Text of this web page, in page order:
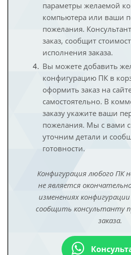
параметры желаемой
компьютера или ваши
пожелания.
заказ, сообщит
исполнения заказа.
Вы можете добавить
конфигурацию ПК в
оформить заказ на
самостоятельно. В
заказу укажите ваши
пожелания. Мы с вами
уточним детали и
готовности.
Конфигурация любого ПК
не является
изменениях
сообщить консультанту
заказа.